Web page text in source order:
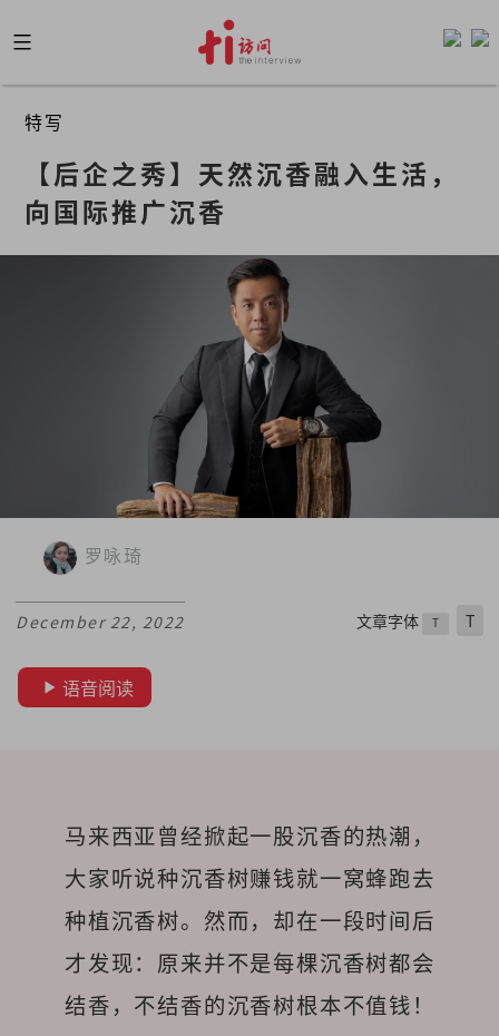
to
content
特写
【后企之秀】天然沉香融入生活，
向国际推广沉香
罗咏琦
December 22, 2022 文章字体 T T
语音阅读
马来西亚曾经掀起一股沉香的热潮，
大家听说种沉香树赚钱就一窝蜂跑去
种植沉香树。然而，却在一段时间后
才发现：原来并不是每棵沉香树都会
结香，不结香的沉香树根本不值钱！